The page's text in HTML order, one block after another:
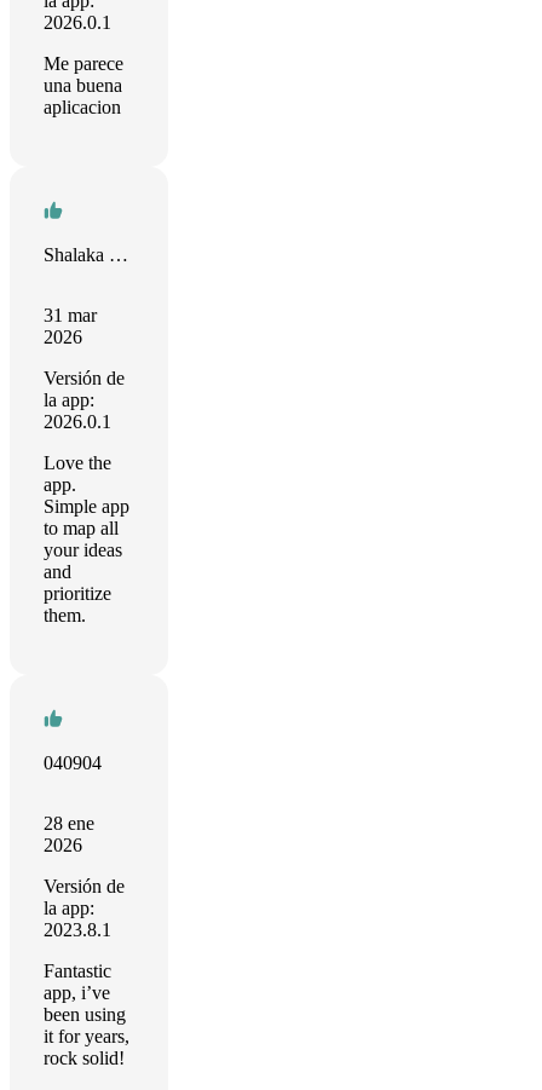
2026.0.1
Me parece
una buena
aplicacion
Shalaka Patil
31 mar
2026
Versión de
la app:
2026.0.1
Love the
app.
Simple app
to map all
your ideas
and
prioritize
them.
040904
28 ene
2026
Versión de
la app:
2023.8.1
Fantastic
app, i’ve
been using
it for years,
rock solid!